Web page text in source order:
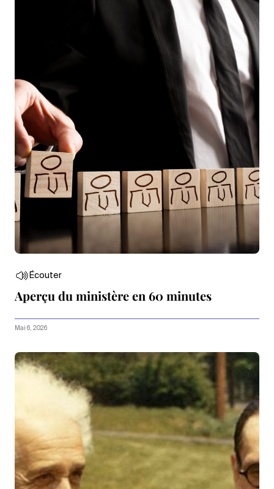
Écouter
Aperçu du ministère en 60 minutes
Mai 6, 2026